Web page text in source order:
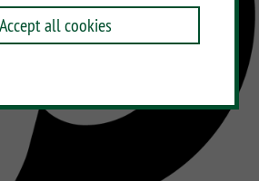
Accept all cookies